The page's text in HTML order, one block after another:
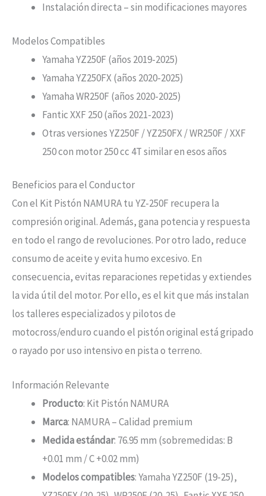
Instalación directa – sin modificaciones mayores
Modelos Compatibles
Yamaha YZ250F (años 2019-2025)
Yamaha YZ250FX (años 2020-2025)
Yamaha WR250F (años 2020-2025)
Fantic XXF 250 (años 2021-2023)
Otras versiones YZ250F / YZ250FX / WR250F / XXF
250 con motor 250 cc 4T similar en esos años
Beneficios para el Conductor
Con el Kit Pistón NAMURA tu YZ-250F recupera la
compresión original. Además, gana potencia y respuesta
en todo el rango de revoluciones. Por otro lado, reduce
consumo de aceite y evita humo excesivo. En
consecuencia, evitas reparaciones repetidas y extiendes
la vida útil del motor. Por ello, es el kit que más instalan
los talleres especializados y pilotos de
motocross/enduro cuando el pistón original está gripado
o rayado por uso intensivo en pista o terreno.
Información Relevante
Producto: Kit Pistón NAMURA
Marca: NAMURA – Calidad premium
Medida estándar: 76.95 mm (sobremedidas: B
+0.01 mm / C +0.02 mm)
Modelos compatibles: Yamaha YZ250F (19-25),